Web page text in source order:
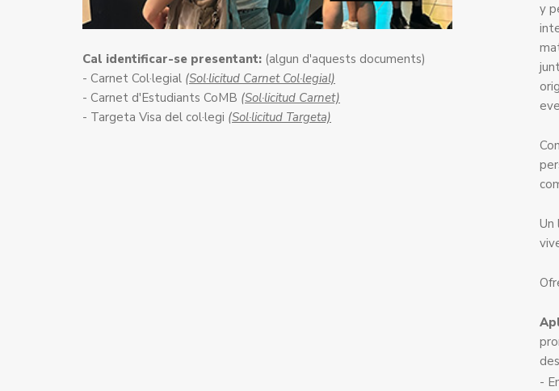
Cal identificar-se presentant: (algun d'aquests documents)
- Carnet Col·legial (Sol·licitud Carnet Col·legial)
- Carnet d'Estudiants CoMB (Sol·licitud Carnet)
- Targeta Visa del col·legi (Sol·licitud Targeta)
y
Un
-